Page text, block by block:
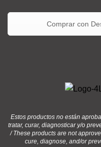
Comprar con
Estos productos no están
tratar, curar, diagnosticar y/o
/ These products are not
cure, diagnose, and/or